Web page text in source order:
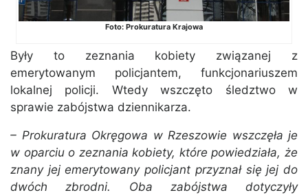
Foto: Prokuratura Krajowa
Były to zeznania kobiety związanej z
emerytowanym policjantem, funkcjonariuszem
lokalnej policji. Wtedy wszczęto śledztwo w
sprawie zabójstwa dziennikarza.
– Prokuratura Okręgowa w Rzeszowie wszczęła je
w oparciu o zeznania kobiety, które powiedziała, że
znany jej emerytowany policjant przyznał się jej do
dwóch zbrodni. Oba zabójstwa dotyczyły